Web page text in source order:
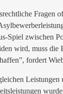
Fragen
Spiel zwischen
wird, muss
fordert